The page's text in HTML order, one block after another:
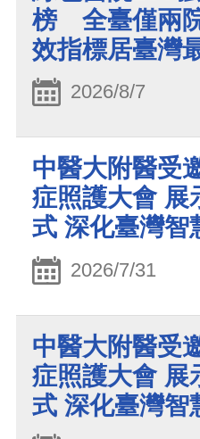
榜 全臺僅兩
效指標居臺灣
2026/8/7
中醫大附醫受
症照護大會 展
式 深化臺灣智
2026/7/31
中醫大附醫受
症照護大會 展
式 深化臺灣智